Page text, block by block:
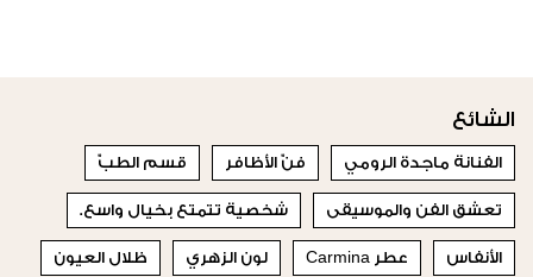
الشائع
الفنانة ماجدة الرومي فنّ الأظافر قسم الطبّ
تعشق الفن والموسيقى شخصية تتمتع بخيال واسع.
الأنفاس عطر Carmina لون الزهري ظلال العيون